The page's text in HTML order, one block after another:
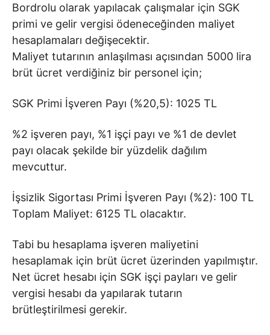
Bordrolu olarak yapılacak çalışmalar için SGK
primi ve gelir vergisi ödeneceğinden maliyet
hesaplamaları değişecektir.
Maliyet tutarının anlaşılması açısından 5000 lira
brüt ücret verdiğiniz bir personel için;
SGK Primi İşveren Payı (%20,5): 1025 TL
%2 işveren payı, %1 işçi payı ve %1 de devlet
payı olacak şekilde bir yüzdelik dağılım
mevcuttur.
İşsizlik Sigortası Primi İşveren Payı (%2): 100 TL
Toplam Maliyet: 6125 TL olacaktır.
Tabi bu hesaplama işveren maliyetini
hesaplamak için brüt ücret üzerinden yapılmıştır.
Net ücret hesabı için SGK işçi payları ve gelir
vergisi hesabı da yapılarak tutarın
brütleştirilmesi gerekir.